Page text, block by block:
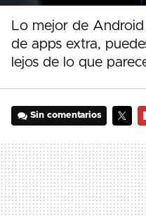
Lo mejor de
de apps extra,
lejos de lo que
Sin comentarios